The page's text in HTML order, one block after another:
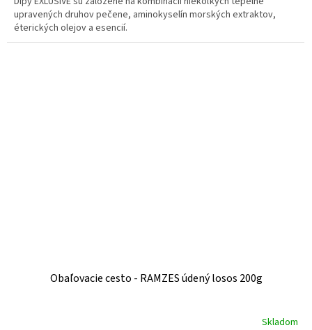
upravených druhov pečene, aminokyselín morských extraktov,
éterických olejov a esencií.
Obaľovacie cesto - RAMZES údený losos 200g
Skladom